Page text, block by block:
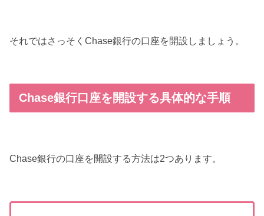
それではさっそくChase銀行の口座を開設しましょう。
Chase銀行口座を開設する具体的な手順
Chase銀行の口座を開設する方法は2つあります。